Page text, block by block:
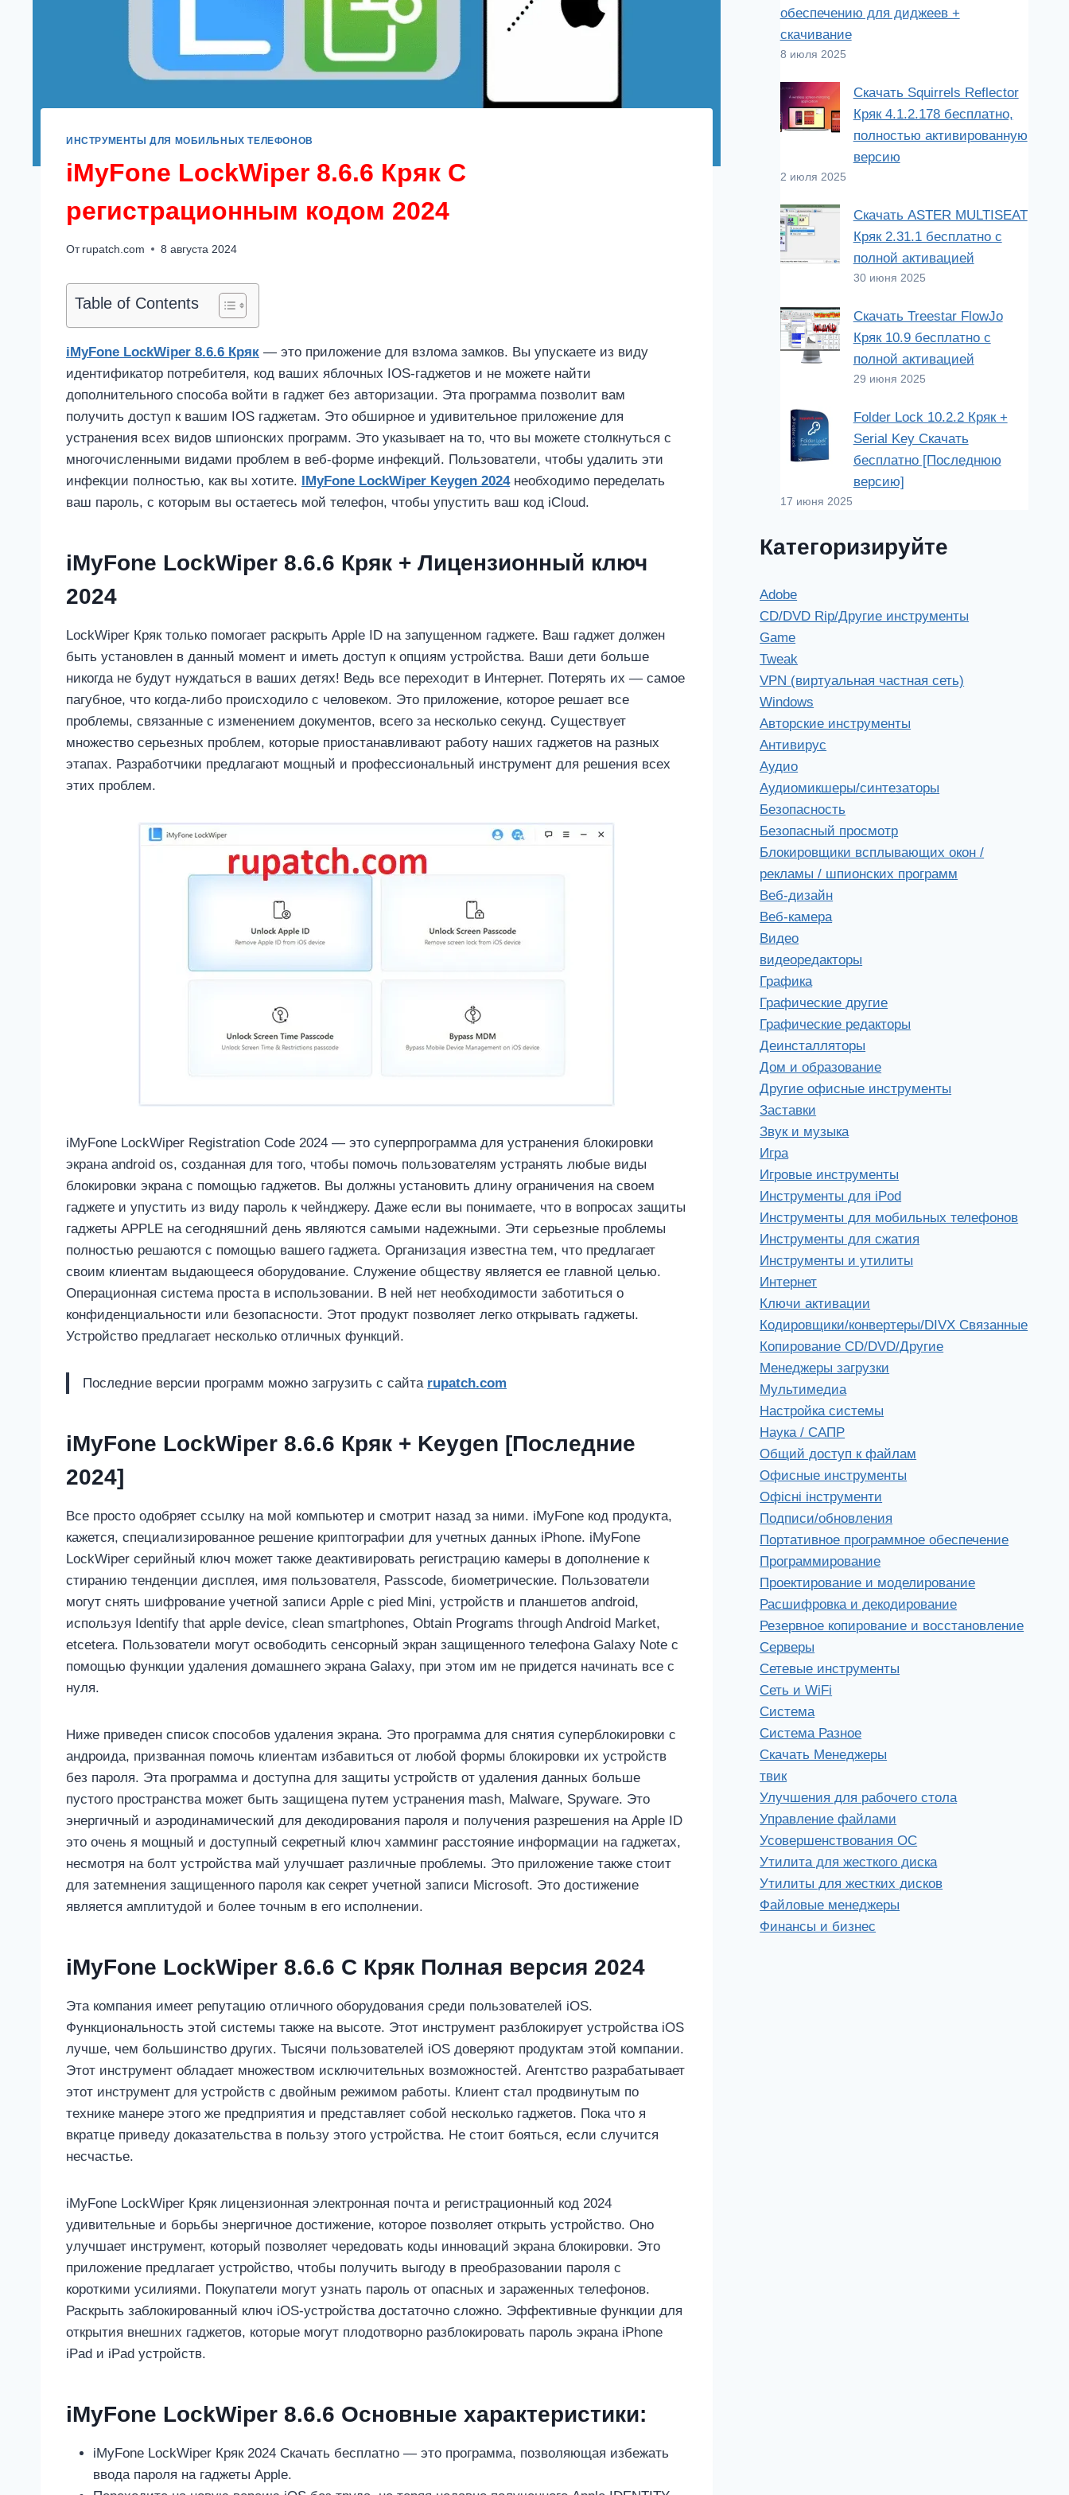
ИНСТРУМЕНТЫ ДЛЯ МОБИЛЬНЫХ ТЕЛЕФОНОВ
iMyFone LockWiper 8.6.6 Кряк С
регистрационным кодом 2024
От rupatch.com 8 августа 2024
Table of Contents
iMyFone LockWiper 8.6.6 Кряк — это приложение для взлома замков. Вы упускаете из виду
идентификатор потребителя, код ваших яблочных IOS-гаджетов и не можете найти
дополнительного способа войти в гаджет без авторизации. Эта программа позволит вам
получить доступ к вашим IOS гаджетам. Это обширное и удивительное приложение для
устранения всех видов шпионских программ. Это указывает на то, что вы можете столкнуться с
многочисленными видами проблем в веб-форме инфекций. Пользователи, чтобы удалить эти
инфекции полностью, как вы хотите. IMyFone LockWiper Keygen 2024необходимо переделать
ваш пароль, с которым вы остаетесь мой телефон, чтобы упустить ваш код iCloud.
iMyFone LockWiper 8.6.6 Кряк + Лицензионный ключ
2024
LockWiper Кряк только помогает раскрыть Apple ID на запущенном гаджете. Ваш гаджет должен
быть установлен в данный момент и иметь доступ к опциям устройства. Ваши дети больше
никогда не будут нуждаться в ваших детях! Ведь все переходит в Интернет. Потерять их — самое
пагубное, что когда-либо происходило с человеком. Это приложение, которое решает все
проблемы, связанные с изменением документов, всего за несколько секунд. Существует
множество серьезных проблем, которые приостанавливают работу наших гаджетов на разных
этапах. Разработчики предлагают мощный и профессиональный инструмент для решения всех
этих проблем.
iMyFone LockWiper Registration Code 2024 — это суперпрограмма для устранения блокировки
экрана android os, созданная для того, чтобы помочь пользователям устранять любые виды
блокировки экрана с помощью гаджетов. Вы должны установить длину ограничения на своем
гаджете и упустить из виду пароль к чейнджеру. Даже если вы понимаете, что в вопросах защиты
гаджеты APPLE на сегодняшний день являются самыми надежными. Эти серьезные проблемы
полностью решаются с помощью вашего гаджета. Организация известна тем, что предлагает
своим клиентам выдающееся оборудование. Служение обществу является ее главной целью.
Операционная система проста в использовании. В ней нет необходимости заботиться о
конфиденциальности или безопасности. Этот продукт позволяет легко открывать гаджеты.
Устройство предлагает несколько отличных функций.
Последние версии программ можно загрузить с сайта rupatch.com
iMyFone LockWiper 8.6.6 Кряк + Keygen [Последние
2024]
Все просто одобряет ссылку на мой компьютер и смотрит назад за ними. iMyFone код продукта,
кажется, специализированное решение криптографии для учетных данных iPhone. iMyFone
LockWiper серийный ключ может также деактивировать регистрацию камеры в дополнение к
стиранию тенденции дисплея, имя пользователя, Passcode, биометрические. Пользователи
могут снять шифрование учетной записи Apple с pied Mini, устройств и планшетов android,
используя Identify that apple device, clean smartphones, Obtain Programs through Android Market,
etcetera. Пользователи могут освободить сенсорный экран защищенного телефона Galaxy Note с
помощью функции удаления домашнего экрана Galaxy, при этом им не придется начинать все с
нуля.
Ниже приведен список способов удаления экрана. Это программа для снятия суперблокировки с
андроида, призванная помочь клиентам избавиться от любой формы блокировки их устройств
без пароля. Эта программа и доступна для защиты устройств от удаления данных больше
пустого пространства может быть защищена путем устранения mash, Malware, Spyware. Это
энергичный и аэродинамический для декодирования пароля и получения разрешения на Apple ID
это очень я мощный и доступный секретный ключ хамминг расстояние информации на гаджетах,
несмотря на болт устройства май улучшает различные проблемы. Это приложение также стоит
для затемнения защищенного пароля как секрет учетной записи Microsoft. Это достижение
является амплитудой и более точным в его исполнении.
iMyFone LockWiper 8.6.6 С Кряк Полная версия 2024
Эта компания имеет репутацию отличного оборудования среди пользователей iOS.
Функциональность этой системы также на высоте. Этот инструмент разблокирует устройства iOS
лучше, чем большинство других. Тысячи пользователей iOS доверяют продуктам этой компании.
Этот инструмент обладает множеством исключительных возможностей. Агентство разрабатывает
этот инструмент для устройств с двойным режимом работы. Клиент стал продвинутым по
технике манере этого же предприятия и представляет собой несколько гаджетов. Пока что я
вкратце приведу доказательства в пользу этого устройства. Не стоит бояться, если случится
несчастье.
iMyFone LockWiper Кряк лицензионная электронная почта и регистрационный код 2024
удивительные и борьбы энергичное достижение, которое позволяет открыть устройство. Оно
улучшает инструмент, который позволяет чередовать коды инноваций экрана блокировки. Это
приложение предлагает устройство, чтобы получить выгоду в преобразовании пароля с
короткими усилиями. Покупатели могут узнать пароль от опасных и зараженных телефонов.
Раскрыть заблокированный ключ iOS-устройства достаточно сложно. Эффективные функции для
открытия внешних гаджетов, которые могут плодотворно разблокировать пароль экрана iPhone
iPad и iPad устройств.
iMyFone LockWiper 8.6.6 Основные характеристики:
iMyFone LockWiper Кряк 2024 Скачать бесплатно — это программа, позволяющая избежать
ввода пароля на гаджеты Apple.
обеспечению для диджеев +
скачивание
8 июля 2025
Скачать Squirrels Reflector
Кряк 4.1.2.178 бесплатно,
полностью активированную
версию
2 июля 2025
Скачать ASTER MULTISEAT
Кряк 2.31.1 бесплатно с
полной активацией
30 июня 2025
Скачать Treestar FlowJo
Кряк 10.9 бесплатно с
полной активацией
29 июня 2025
Folder Lock 10.2.2 Кряк +
Serial Key Скачать
бесплатно [Последнюю
версию]
17 июня 2025
Категоризируйте
Adobe
CD/DVD Rip/Другие инструменты
Game
Tweak
VPN (виртуальная частная сеть)
Windows
Авторские инструменты
Антивирус
Аудио
Аудиомикшеры/синтезаторы
Безопасность
Безопасный просмотр
Блокировщики всплывающих окон /
рекламы / шпионских программ
Веб-дизайн
Веб-камера
Видео
видеоредакторы
Графика
Графические другие
Графические редакторы
Деинсталляторы
Дом и образование
Другие офисные инструменты
Заставки
Звук и музыка
Игра
Игровые инструменты
Инструменты для iPod
Инструменты для мобильных телефонов
Инструменты для сжатия
Инструменты и утилиты
Интернет
Ключи активации
Кодировщики/конвертеры/DIVX Связанные
Копирование CD/DVD/Другие
Менеджеры загрузки
Мультимедиа
Настройка системы
Наука / САПР
Общий доступ к файлам
Офисные инструменты
Офісні інструменти
Подписи/обновления
Портативное программное обеспечение
Программирование
Проектирование и моделирование
Расшифровка и декодирование
Резервное копирование и восстановление
Серверы
Сетевые инструменты
Сеть и WiFi
Система
Система Разное
Скачать Менеджеры
твик
Улучшения для рабочего стола
Управление файлами
Усовершенствования ОС
Утилита для жесткого диска
Утилиты для жестких дисков
Файловые менеджеры
Финансы и бизнес